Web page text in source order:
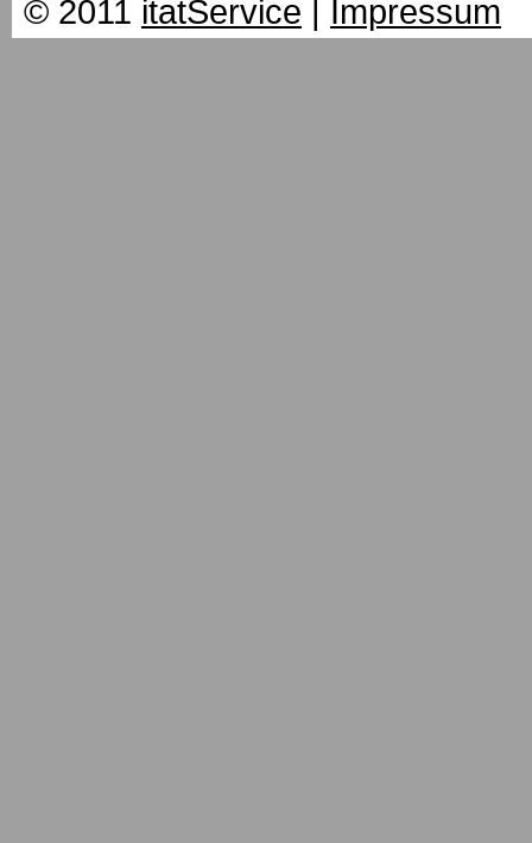
© 2011 itatService Impressum